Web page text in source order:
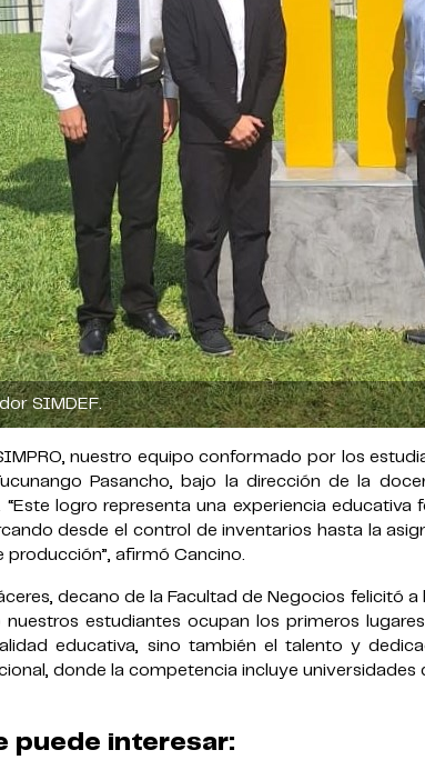
SIMDEF.
nuestro equipo conformado por los
Pasancho, bajo la dirección de la
logro representa una experiencia educativa
desde el control de inventarios hasta la
afirmó Cancino.
decano de la Facultad de Negocios felicitó
estudiantes ocupan los primeros
educativa, sino también el talento y
donde la competencia incluye universidades
puede interesar: